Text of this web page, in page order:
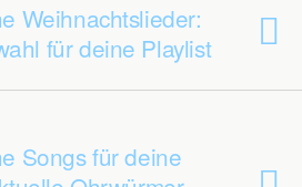
Weihnachtslieder:
für deine Playlist
Songs für deine